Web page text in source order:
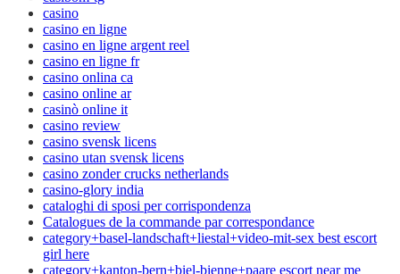
casino
casino en ligne
casino en ligne argent reel
casino en ligne fr
casino onlina ca
casino online ar
casinò online it
casino review
casino svensk licens
casino utan svensk licens
casino zonder crucks netherlands
casino-glory india
cataloghi di sposi per corrispondenza
Catalogues de la commande par correspondance
category+basel-landschaft+liestal+video-mit-sex best escort
girl here
category+kanton-bern+biel-bienne+paare escort near me